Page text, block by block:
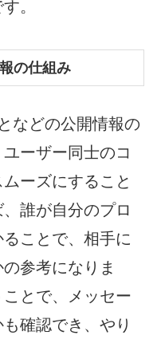
。
の仕組み
などの公開情報の
ーザー同士のコ
ーズにすること
誰が自分のプロ
ことで、相手に
参考になりま
とで、メッセー
確認でき、やり